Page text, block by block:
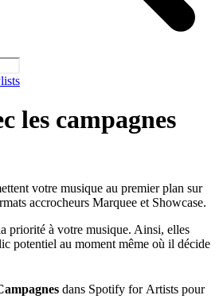
les campagnes
votre musique au premier plan sur
accrocheurs Marquee et Showcase.
priorité à votre musique. Ainsi, elles
potentiel au moment même où il décide
dans Spotify for Artists pour